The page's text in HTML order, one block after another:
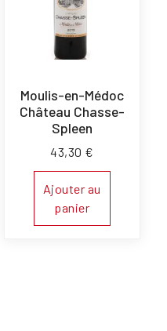
Moulis-en-Médoc
Château Chasse-
Spleen
43,30 €
Ajouter au
panier